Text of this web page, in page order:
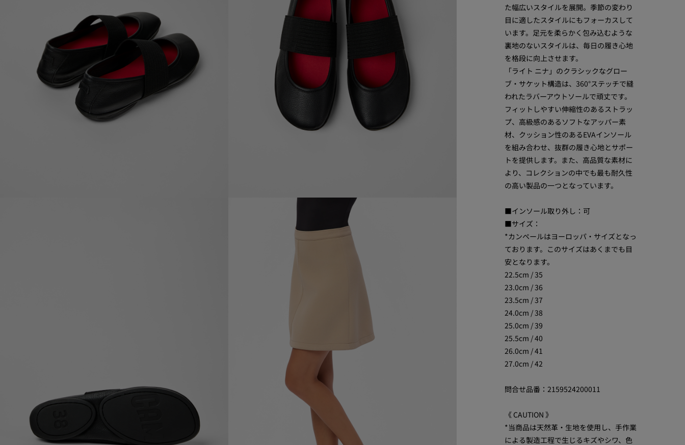
た幅広いスタイルを展開。季節の変わり
目に適したスタイルにもフォーカスして
います。足元を柔らかく包み込むような
裏地のないスタイルは、毎日の履き心地
を格段に向上させます。
「ライト ニナ」のクラシックなグロー
ブ・サケット構造は、360°ステッチで縫
われたラバーアウトソールで頑丈です。
フィットしやすい伸縮性のあるストラッ
プ、高級感のあるソフトなアッパー素
材、クッション性のあるEVAインソール
を組み合わせ、抜群の履き心地とサポー
トを提供します。また、高品質な素材に
より、コレクションの中でも最も耐久性
の高い製品の一つとなっています。
■インソール取り外し：可
■サイズ：
*カンペールはヨーロッパ・サイズとなっ
ております。このサイズはあくまでも目
安となります。
22.5cm / 35
23.0cm / 36
23.5cm / 37
24.0cm / 38
25.0cm / 39
25.5cm / 40
26.0cm / 41
27.0cm / 42
問合せ品番：2159524200011
《 CAUTION 》
*当商品は天然革・生地を使用し、手作業
による製造工程で生じるキズやシワ、色